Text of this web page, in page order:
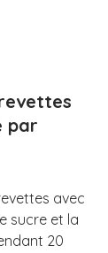
par
avec
sucre et la
20